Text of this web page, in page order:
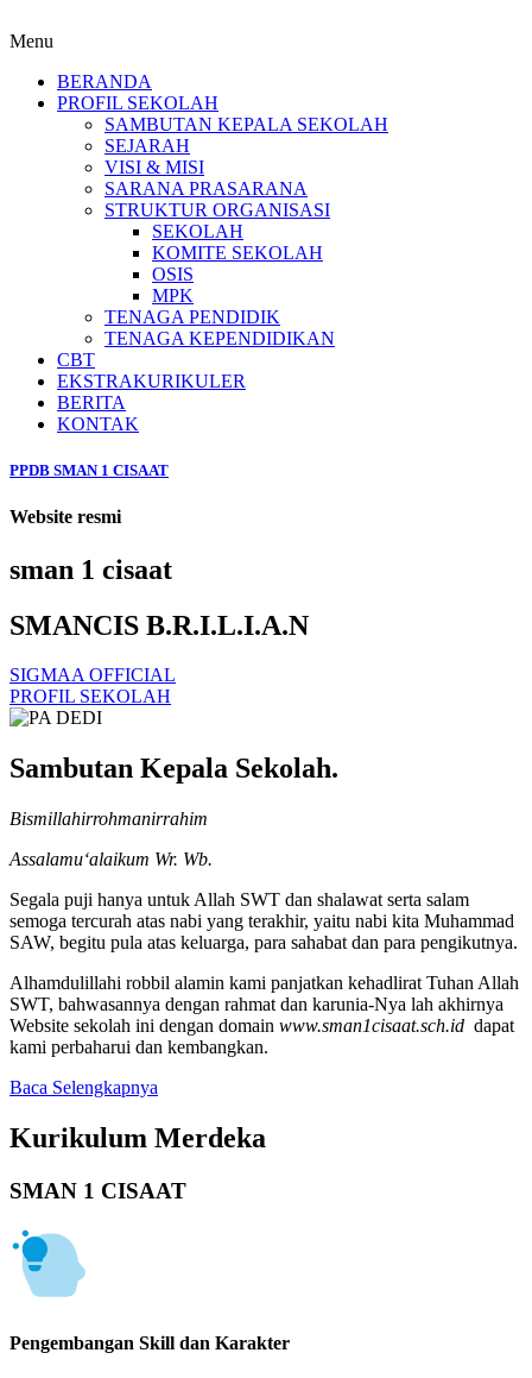
Menu
BERANDA
PROFIL SEKOLAH
SAMBUTAN KEPALA SEKOLAH
SEJARAH
VISI & MISI
SARANA PRASARANA
STRUKTUR ORGANISASI
SEKOLAH
KOMITE SEKOLAH
OSIS
MPK
TENAGA PENDIDIK
TENAGA KEPENDIDIKAN
CBT
EKSTRAKURIKULER
BERITA
KONTAK
PPDB SMAN 1 CISAAT
Website resmi
sman 1 cisaat
SMANCIS B.R.I.L.I.A.N
SIGMAA OFFICIAL
PROFIL SEKOLAH
Sambutan Kepala Sekolah.
Bismillahirrohmanirrahim
Assalamu‘alaikum Wr. Wb.
Segala puji hanya untuk Allah SWT dan shalawat serta salam
semoga tercurah atas nabi yang terakhir, yaitu nabi kita Muhammad
SAW, begitu pula atas keluarga, para sahabat dan para pengikutnya.
Alhamdulillahi robbil alamin kami panjatkan kehadlirat Tuhan Allah
SWT, bahwasannya dengan rahmat dan karunia-Nya lah akhirnya
Website sekolah ini dengan domain www.sman1cisaat.sch.id dapat
kami perbaharui dan kembangkan.
Baca Selengkapnya
Kurikulum Merdeka
SMAN 1 CISAAT
Pengembangan Skill dan Karakter